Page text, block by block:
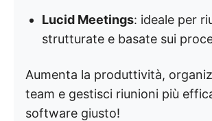
Lucid Meetings: ideale per
strutturate e basate sui
Aumenta la produttività,
team e gestisci riunioni più
software giusto!